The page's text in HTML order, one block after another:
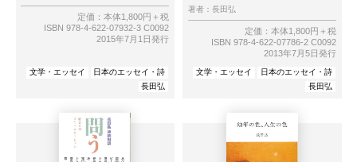
定価：本体1,800円＋税
ISBN 978-4-622-07932-3 C0092
2015年7月1日発行
文学・エッセイ
日本のエッセイ・詩
長田弘
著者： 長田弘
定価：本体1,800円＋税
ISBN 978-4-622-07786-2 C0092
2013年7月5日発行
文学・エッセイ
日本のエッセイ・詩
長田弘